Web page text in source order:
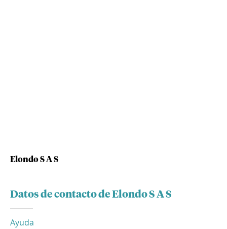
Elondo S A S
Datos de contacto de Elondo S A S
Ayuda